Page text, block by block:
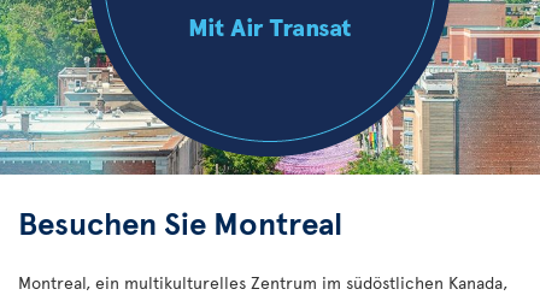
Besuchen Sie Montreal
Montreal, ein multikulturelles Zentrum im südöstlichen Kanada,